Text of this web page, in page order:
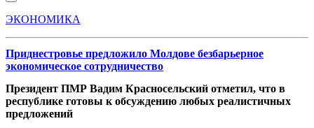
ЭКОНОМИКА
Приднестровье предложило Молдове безбарьерное
экономическое сотрудничество
Президент ПМР Вадим Красносельский отметил, что в
республике готовы к обсуждению любых реалистичных
предложений